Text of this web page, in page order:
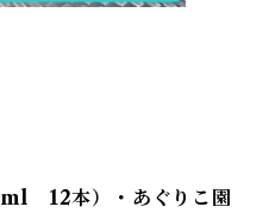
12本）・あぐりこ園